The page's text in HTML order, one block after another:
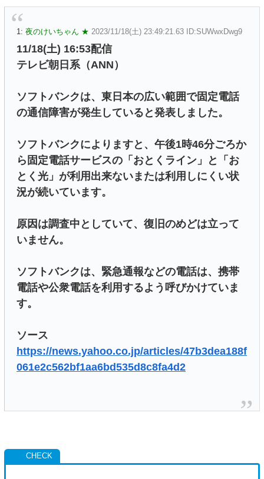
1: 夜のけいちゃん ★ 2023/11/18(土) 23:49:21.63 ID:SUWwxDwg9
11/18(土) 16:53配信
テレビ朝日系（ANN）
ソフトバンクは、東日本の広い範囲で固定電話
の通信障害が発生していると発表しました。
ソフトバンクによりますと、午後1時46分ごろか
ら固定電話サービスの「おとくライン」と「お
とく光」が利用出来ないまたは利用しにくい状
況が続いています。
原因は調査中としていて、復旧のめどは立って
いません。
ソフトバンクは、緊急通報などの電話は、携帯
電話や公衆電話を利用するよう呼びかけていま
す。
ソース
https://news.yahoo.co.jp/articles/47b3dea188f
061e2c562bf1aa6bd535d8c8fa4d2